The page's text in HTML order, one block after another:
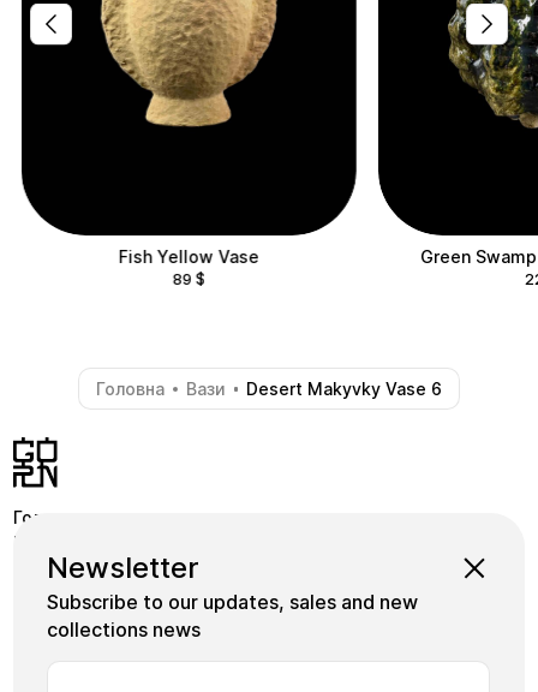
Fish Yellow Vase
89 $
Green
Головна - Вази - Desert Makyvky Vase 6
Newsletter
Subscribe to our updates, sales and new
collections news
Головна
Крамниця
Школа
Коллекції
Майстри
Плитка
Instagram
+380739339155